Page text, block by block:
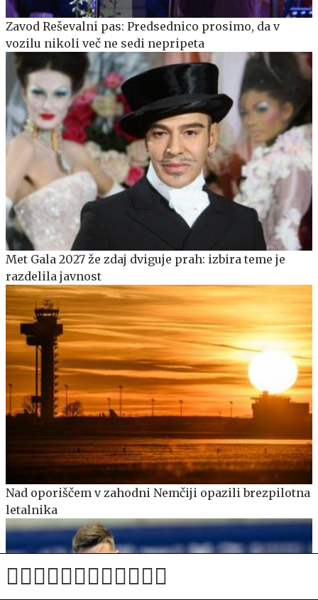
Zavod Reševalni pas: Predsednico prosimo, da v
vozilu nikoli več ne sedi nepripeta
Met Gala 2027 že zdaj dviguje prah: izbira teme je
razdelila javnost
Nad oporiščem v zahodni Nemčiji opazili brezpilotna
letalnika